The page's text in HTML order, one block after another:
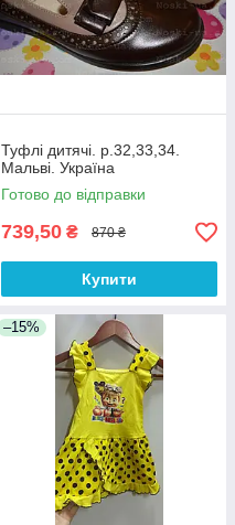
Туфлі дитячі. р.32,33,34.
Мальві. Україна
Готово до відправки
739,50 ₴ 870 ₴
Купити
–15%